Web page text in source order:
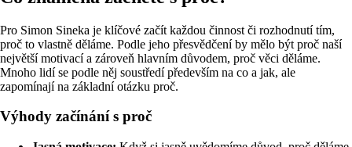
Pro Simon Sineka je klíčové začít každou činnost či rozhodnutí tím,
proč to vlastně děláme. Podle jeho přesvědčení by mělo být proč naší
největší motivací a zároveň hlavním důvodem, proč věci děláme.
Mnoho lidí se podle něj soustředí především na co a jak, ale
zapomínají na základní otázku proč.
Výhody začínání s proč